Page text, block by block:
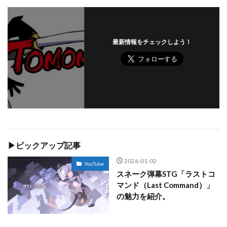
最新情報をチェックしよう！
▶ピックアップ記事
YouTube 2026-01-02
スネーク弾幕STG「ラストコ
マンド（Last Command）」
の魅力を紹介。